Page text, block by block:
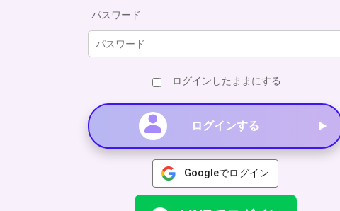
パスワード
ログインしたままにする
ログインする
Googleでログイン